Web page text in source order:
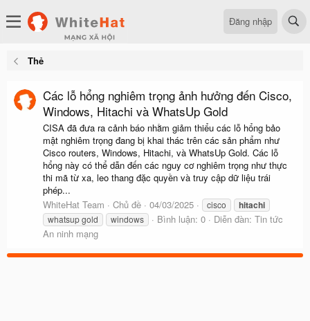
Đăng nhập
Thẻ
Các lỗ hổng nghiêm trọng ảnh hưởng đến Cisco,
Windows, Hitachi và WhatsUp Gold
CISA đã đưa ra cảnh báo nhằm giảm thiểu các lỗ hổng bảo
mật nghiêm trọng đang bị khai thác trên các sản phẩm như
Cisco routers, Windows, Hitachi, và WhatsUp Gold. Các lỗ
hổng này có thể dẫn đến các nguy cơ nghiêm trọng như thực
thi mã từ xa, leo thang đặc quyền và truy cập dữ liệu trái
phép...
WhiteHat Team
Chủ đề 04/03/2025 cisco hitachi
whatsup gold windows Bình luận: 0 Diễn đàn: Tin tức
An ninh mạng